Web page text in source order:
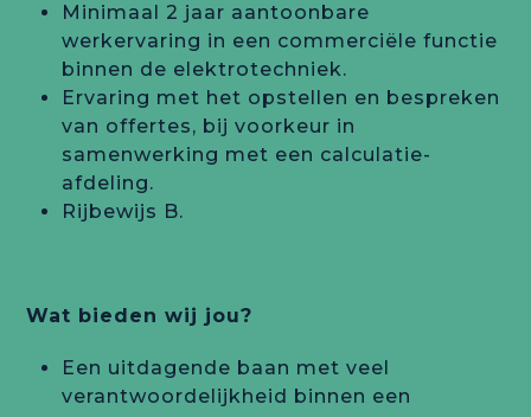
Minimaal 2 jaar aantoonbare
werkervaring in een commerciële functie
binnen de elektrotechniek.
Ervaring met het opstellen en bespreken
van offertes, bij voorkeur in
samenwerking met een calculatie-
afdeling.
Rijbewijs B.
Wat bieden wij jou?
Een uitdagende baan met veel
verantwoordelijkheid binnen een